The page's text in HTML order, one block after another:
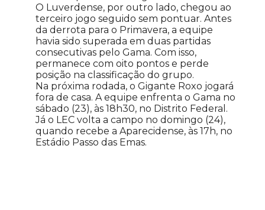
O Luverdense, por outro lado, chegou ao
terceiro jogo seguido sem pontuar. Antes
da derrota para o Primavera, a equipe
havia sido superada em duas partidas
consecutivas pelo Gama. Com isso,
permanece com oito pontos e perde
posição na classificação do grupo.
Na próxima rodada, o Gigante Roxo jogará
fora de casa. A equipe enfrenta o Gama no
sábado (23), às 18h30, no Distrito Federal.
Já o LEC volta a campo no domingo (24),
quando recebe a Aparecidense, às 17h, no
Estádio Passo das Emas.